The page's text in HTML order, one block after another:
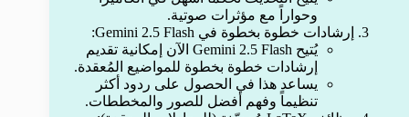
وحواراً مع مؤثرات صوتية.
إرشادات خطوة بخطوة في Gemini 2.5 Flash:
يُتيح Gemini 2.5 Flash الآن إمكانية تقديم
إرشادات خطوة بخطوة للمواضيع المُعقدة.
يساعد هذا في الحصول على ردود أكثر
تنظيماً وفهم أفضل للصور والمخططات.